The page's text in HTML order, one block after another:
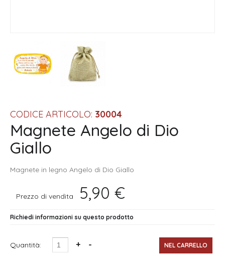
CODICE ARTICOLO: 30004
Magnete Angelo di Dio
Giallo
Magnete in legno Angelo di Dio Giallo
Prezzo di vendita 5,90 €
Richiedi informazioni su questo prodotto
Quantità: